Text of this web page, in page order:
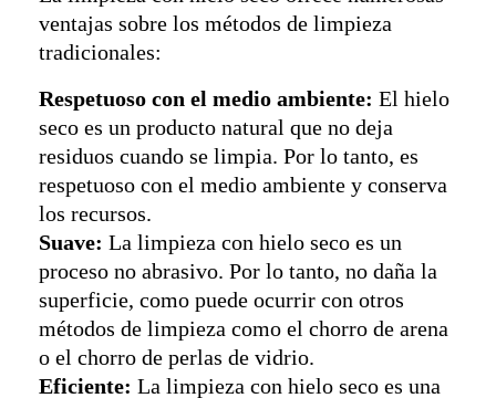
ventajas sobre los métodos de limpieza
tradicionales:
Respetuoso con el medio ambiente: El hielo
seco es un producto natural que no deja
residuos cuando se limpia. Por lo tanto, es
respetuoso con el medio ambiente y conserva
los recursos.
Suave: La limpieza con hielo seco es un
proceso no abrasivo. Por lo tanto, no daña la
superficie, como puede ocurrir con otros
métodos de limpieza como el chorro de arena
o el chorro de perlas de vidrio.
Eficiente: La limpieza con hielo seco es una